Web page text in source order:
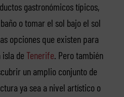
gastronómicos típicos,
o tomar el sol bajo el sol
opciones que existen para
de Tenerife. Pero también
un amplio conjunto de
ya sea a nivel artístico o